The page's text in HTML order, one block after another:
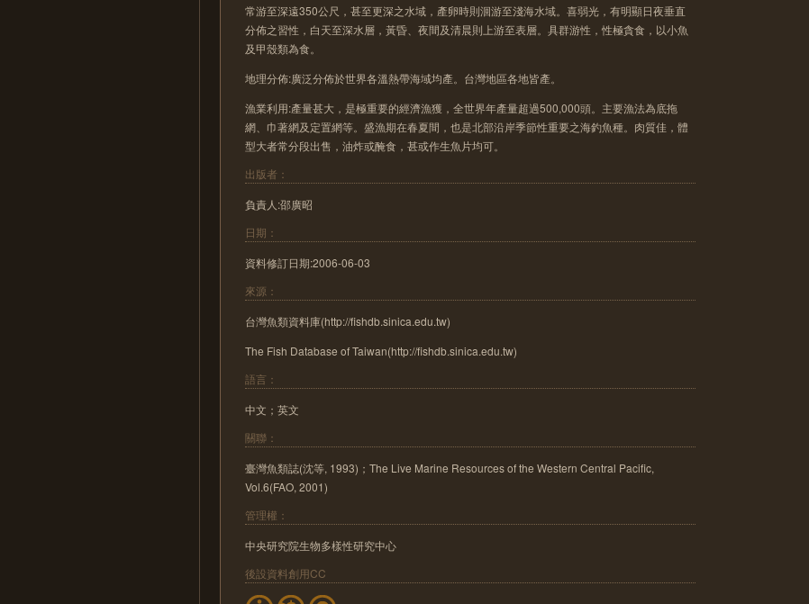
常游至深遠350公尺，甚至更深之水域，產卵時則洄游至淺海水域。喜弱光，有明顯日夜垂直
分佈之習性，白天至深水層，黃昏、夜間及清晨則上游至表層。具群游性，性極貪食，以小魚
及甲殼類為食。
地理分佈:廣泛分佈於世界各溫熱帶海域均產。台灣地區各地皆產。
漁業利用:產量甚大，是極重要的經濟漁獲，全世界年產量超過500,000頭。主要漁法為底拖
網、巾著網及定置網等。盛漁期在春夏間，也是北部沿岸季節性重要之海釣魚種。肉質佳，體
型大者常分段出售，油炸或醃食，甚或作生魚片均可。
出版者：
負責人:邵廣昭
日期：
資料修訂日期:2006-06-03
來源：
台灣魚類資料庫(http://fishdb.sinica.edu.tw)
The Fish Database of Taiwan(http://fishdb.sinica.edu.tw)
語言：
中文；英文
關聯：
臺灣魚類誌(沈等, 1993)；The Live Marine Resources of the Western Central Pacific,
Vol.6(FAO, 2001)
管理權：
中央研究院生物多樣性研究中心
後設資料創用CC